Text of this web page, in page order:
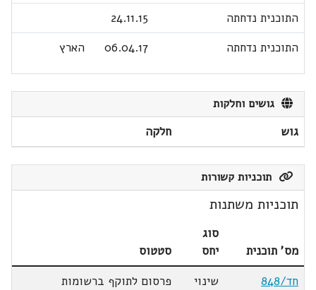
התוכנית נדחתה
24.11.15
התוכנית נדחתה
06.04.17 הארץ
גושים וחלקות
גוש חלקה
תוכניות קשורות
תוכניות משתנות
מס' תוכנית
סוג
יחס
סטטוס
חד/848
שינוי
פרסום לתוקף ברשומות